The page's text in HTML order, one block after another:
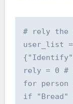
# rely the
user_list
rely = 0
for
if "Bread"